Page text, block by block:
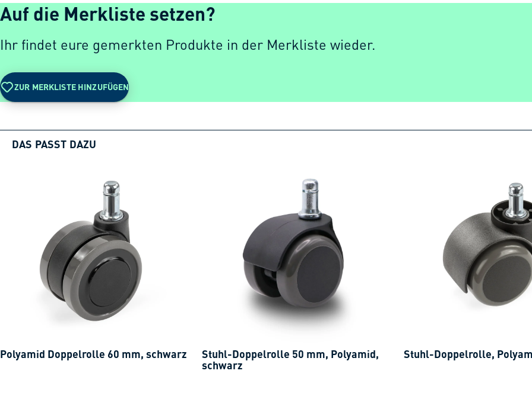
Auf die Merkliste setzen?
Ihr findet eure gemerkten Produkte in der Merkliste wieder.
ZUR MERKLISTE HINZUFÜGEN
DAS PASST DAZU
Polyamid Doppelrolle 60 mm, schwarz
Stuhl-Doppelrolle 50 mm, Polyamid,
schwarz
Stuhl-Doppelrolle,